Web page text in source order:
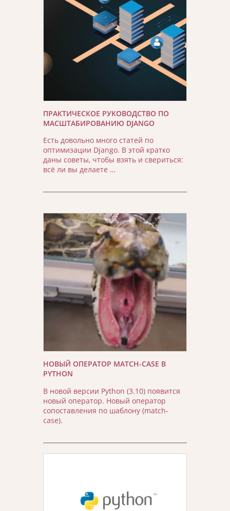
ПРАКТИЧЕСКОЕ РУКОВОДСТВО ПО
МАСШТАБИРОВАНИЮ DJANGO
Есть довольно много статей по
оптимизации Django. В этой кратко
даны советы, чтобы взять и свериться:
всё ли вы делаете …
НОВЫЙ ОПЕРАТОР MATCH-CASE В
PYTHON
В новой версии Python (3.10) появится
новый оператор. Новый оператор
сопоставления по шаблону (match-
case).